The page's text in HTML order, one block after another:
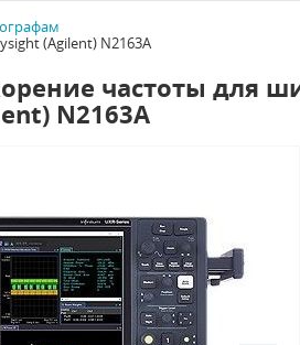
(Agilent) N2163A
частоты для
N2163A